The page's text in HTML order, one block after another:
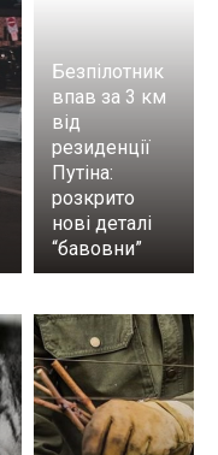
Безпілотник
впав за 3 км
від
резиденції
Путіна:
розкрито
нові деталі
“бавовни”